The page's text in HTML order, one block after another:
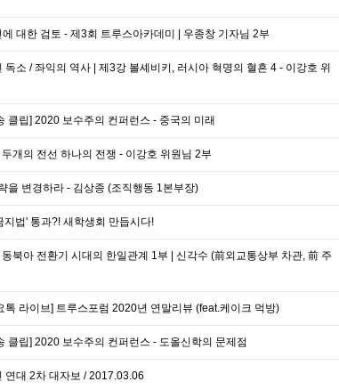
대한 검토 - 제3회 트루스아카데미 | 우종창 기자님 2부
독소 / 좌익의 역사 | 제3강 볼셰비키, 러시아 혁명의 혈흔 4 - 이강호 위
클립] 2020 보수주의 컨퍼런스 - 중국의 미래
개의 전선 하나의 전쟁 - 이강호 위원님 2부
을 변경하라 - 김상종 (조직행동 1본부장)
지법' 통과?! 새학생회 만듭시다!
북아 전환기 시대의 한일관계 1부 | 신각수 (前외교통상부 차관, 前 주
톡 라이브] 트루스포럼 2020년 연말리뷰 (feat.케이크 먹방)
클립] 2020 보수주의 컨퍼런스 - 도올신학의 문제점
연대 2차 대자보 / 2017.03.06